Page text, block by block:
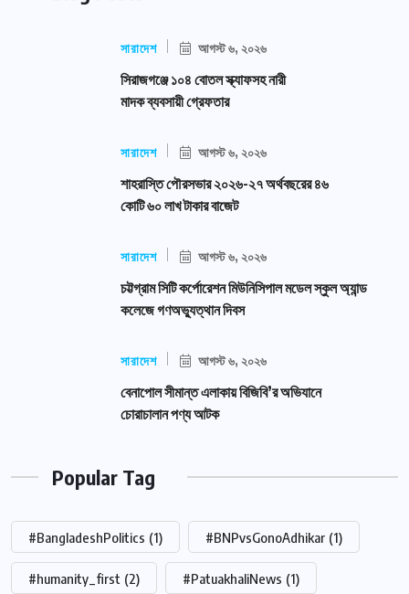
সারাদেশ আগস্ট ৬, ২০২৬
সিরাজগঞ্জে ১০৪ বোতল স্ক্যাফসহ নারী
মাদক ব্যবসায়ী গ্রেফতার
সারাদেশ আগস্ট ৬, ২০২৬
শাহরাস্তি পৌরসভার ২০২৬-২৭ অর্থবছরের ৪৬
কোটি ৬০ লাখ টাকার বাজেট
সারাদেশ আগস্ট ৬, ২০২৬
চট্টগ্রাম সিটি কর্পোরেশন মিউনিসিপাল মডেল স্কুল অ্যান্ড
কলেজে গণঅভ্যুত্থান দিবস
সারাদেশ আগস্ট ৬, ২০২৬
বেনাপোল সীমান্ত এলাকায় বিজিবি’র অভিযানে
চোরাচালান পণ্য আটক
Popular Tag
#BangladeshPolitics (1) #BNPvsGonoAdhikar (1)
#humanity_first (2) #PatuakhaliNews (1)